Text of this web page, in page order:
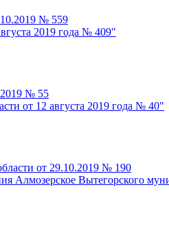
№ 559
2019 года № 409"
№ 55
от 12 августа 2019 года № 40"
от 29.10.2019 № 190
Алмозерское Вытегорского